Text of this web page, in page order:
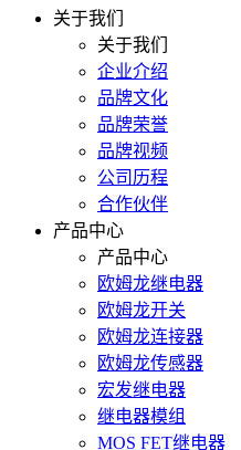
关于我们
关于我们
企业介绍
品牌文化
品牌荣誉
品牌视频
公司历程
合作伙伴
产品中心
产品中心
欧姆龙继电器
欧姆龙开关
欧姆龙连接器
欧姆龙传感器
宏发继电器
继电器模组
MOS FET继电器